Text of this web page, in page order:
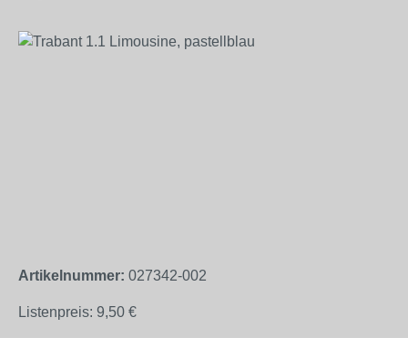
Bildergalerie überspringen
Artikelnummer: 027342-002
Listenpreis: 9,50 €